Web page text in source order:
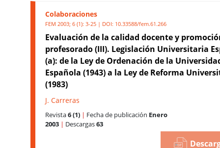
Colaboraciones
FEM 2003; 6 (1): 3-25 | DOI: 10.33588/fem.61.266
Evaluación de la calidad docente y
profesorado (III). Legislación Universitaria
(a): de la Ley de Ordenación de la
Española (1943) a la Ley de Reforma
(1983)
J. Carreras
Revista6 (1) | Fecha de publicación Enero
2003 | Descargas63